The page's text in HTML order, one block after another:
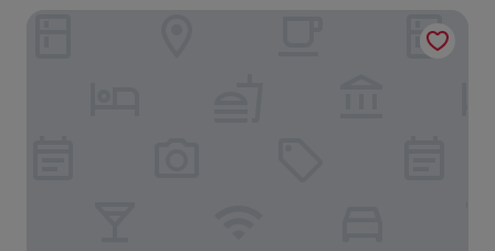
Allston Light Hotel (Xiamen Gaoqi Airport & Wuyuan Bay)